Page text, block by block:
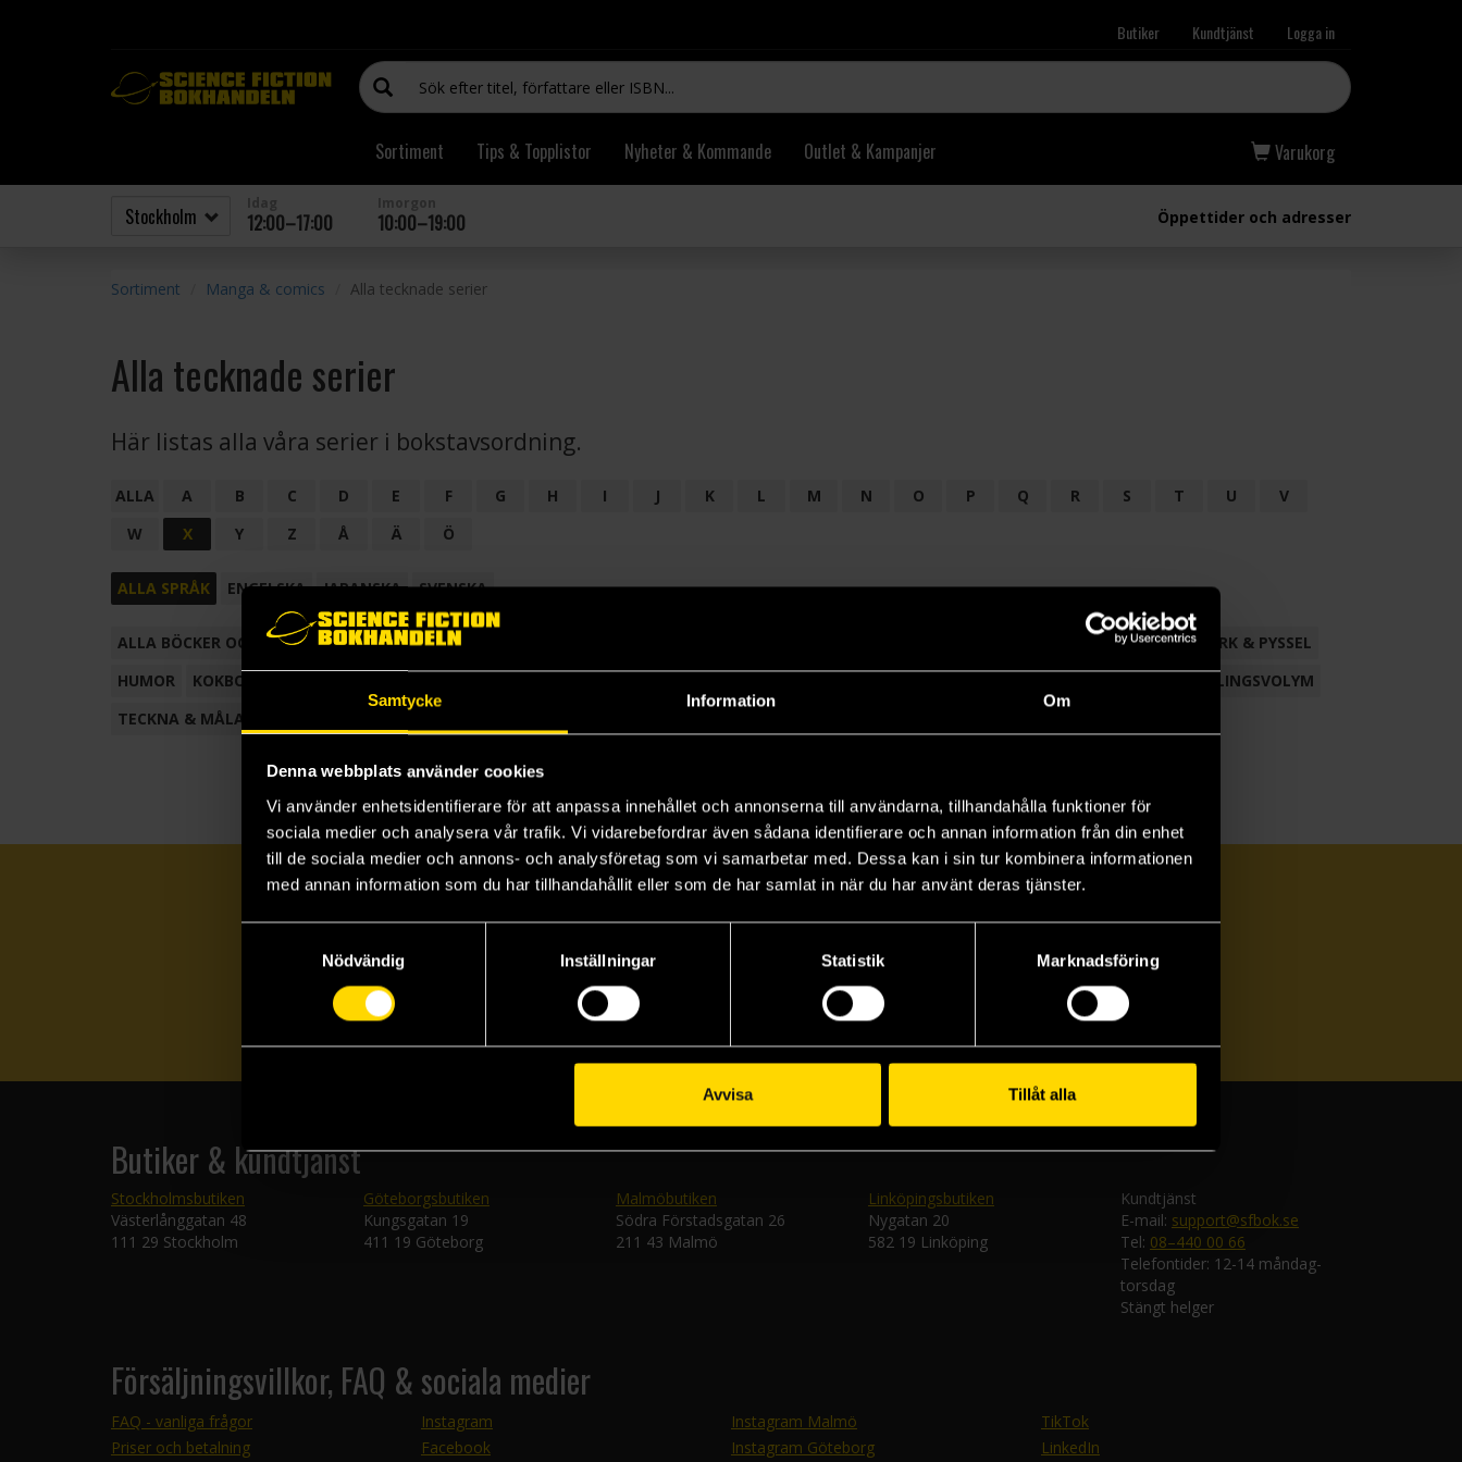
Samtycke Information Om
Denna webbplats använder cookies
Vi använder enhetsidentifierare för att anpassa innehållet och annonserna till användarna, tillhandahålla funktioner för
sociala medier och analysera vår trafik. Vi vidarebefordrar även sådana identifierare och annan information från din enhet
till de sociala medier och annons- och analysföretag som vi samarbetar med. Dessa kan i sin tur kombinera informationen
med annan information som du har tillhandahållit eller som de har samlat in när du har använt deras tjänster.
Nödvändig
Inställningar Statistik Marknadsföring
Avvisa Tillåt alla
Butiker Kundtjänst Logga in
Sortiment Tips & Topplistor Nyheter & Kommande Outlet & Kampanjer Varukorg
12:00–17:00 10:00–19:00 Öppettider och adresser
Sortiment Manga & comics Alla tecknade serier
Alla tecknade serier
Här listas alla våra serier i bokstavsordning.
ALLA A B C D E F G H I J K L M N O P Q R S T U
V
W
X Y Z Å Ä Ö
ALLA SPRÅK ENGELSKA JAPANSKA SVENSKA
ALLA BÖCKER OCH TECKNADE SERIER ANTOLOGI FACKLITTERATUR
HANTVERK & PYSSEL
HUMOR
KOKBOK
SAMLINGSVOLYM
TECKNA & MÅLA
Prenumerera på vårt nyhetsbrev
Butiker & kundtjänst
Stockholmsbutiken
Västerlånggatan 48
111 29 Stockholm
Göteborgsbutiken
Kungsgatan 19
411 19 Göteborg
Malmöbutiken
Södra Förstadsgatan 26
211 43 Malmö
Linköpingsbutiken
Nygatan 20
582 19 Linköping
Kundtjänst
E-mail: support@sfbok.se
Tel: 08–440 00 66
Telefontider: 12-14 måndag-
torsdag
Stängt helger
Försäljningsvillkor, FAQ & sociala medier
FAQ - vanliga frågor
Priser och betalning
Instagram
Facebook
Instagram Malmö
Instagram Göteborg
TikTok
LinkedIn